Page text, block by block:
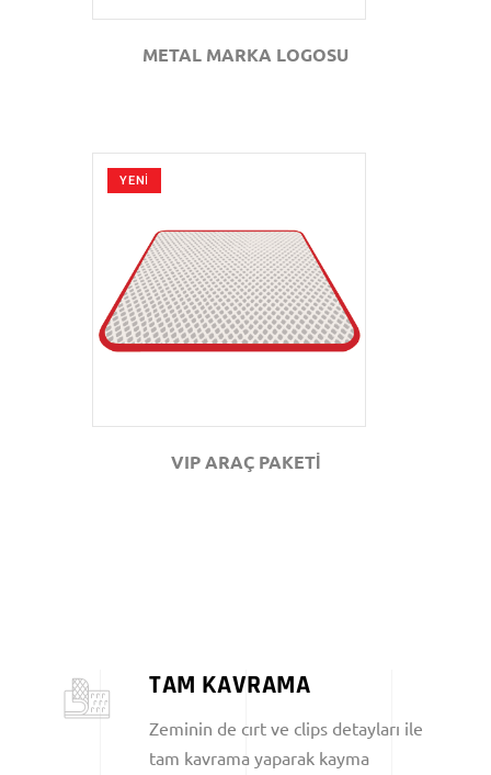
METAL MARKA LOGOSU
YENİ
GÖZAT
VIP ARAÇ PAKETİ
TAM KAVRAMA
Zeminin de cırt ve clips detayları ile
tam kavrama yaparak kayma